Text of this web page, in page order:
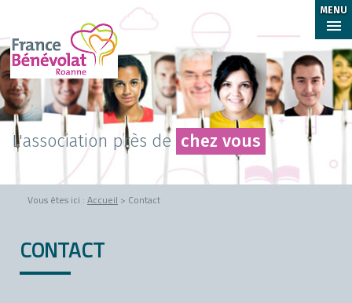
MENU
L'association près de chez vous
Vous êtes ici : Accueil > Contact
CONTACT